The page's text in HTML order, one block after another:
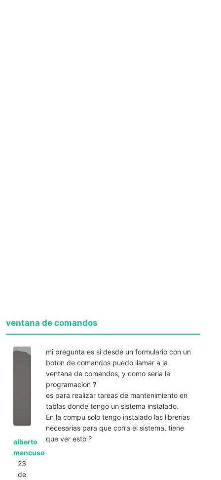
ventana de comandos
alberto
mancuso
23
de
mi pregunta es si desde un formulario con un
boton de comandos puedo llamar a la
ventana de comandos, y como seria la
programacion ?
es para realizar tareas de mantenimiento en
tablas donde tengo un sistema instalado.
En la compu solo tengo instalado las librerias
necesarias para que corra el sistema, tiene
que ver esto ?